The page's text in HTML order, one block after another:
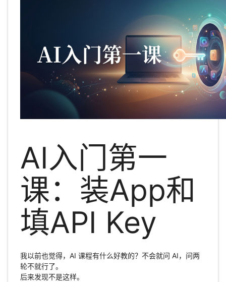
AI入门第一
课：装App和
填API Key
我以前也觉得，AI 课程有什么好教的？不会就问 AI，问两
轮不就行了。
后来发现不是这样。